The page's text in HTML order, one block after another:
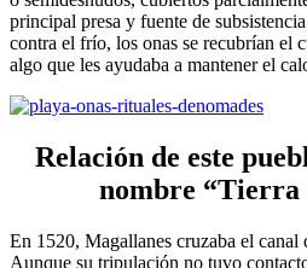
principal presa y fuente de
contra el frío, los onas se recubrían el
algo que les ayudaba a mantener el
Relación de este
nombre “Tierra
En 1520, Magallanes cruzaba el canal
Aunque su tripulación no tuvo